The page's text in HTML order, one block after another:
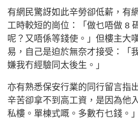
有網民驚訝如此辛勞卻低薪，有
工時較短的崗位：「做乜唔做 8
呢？又唔係等錢使。」但樓主大
易，自己是迫於無奈才接受：「
嫌我冇經驗同太後生。」
亦有熟悉保安行業的同行留言指
辛苦卻拿不到高工資，是因為他
私樓。單棟式嘅。多數冇乜錢。」